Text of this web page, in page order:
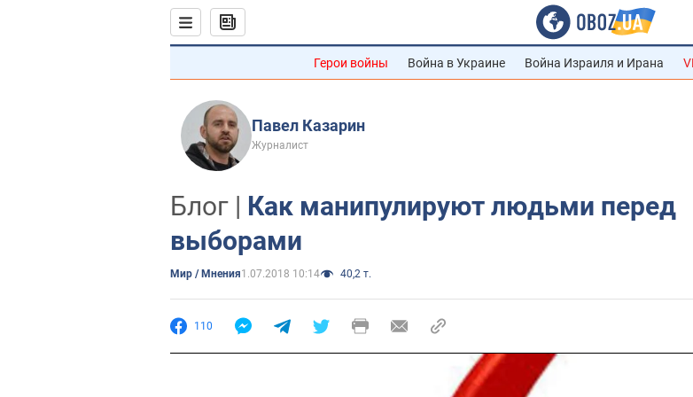
Герои войны Война в Украине Война Израиля и Ирана
Павел Казарин
Журналист
Блог | Как манипулируют людьми перед
выборами
Мир / Мнения1.07.2018 10:14 40,2 т.
110